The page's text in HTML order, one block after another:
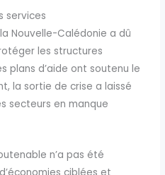
services
Nouvelle-Calédonie a dû
les structures
plans d’aide ont soutenu le
la sortie de crise a laissé
secteurs en manque
n’a pas été